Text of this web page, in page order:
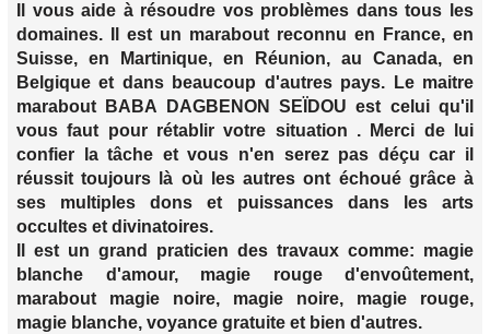
Il vous aide à résoudre vos problèmes dans tous les
domaines. Il est un marabout reconnu en France, en
Suisse, en Martinique, en Réunion, au Canada, en
Belgique et dans beaucoup d'autres pays. Le maitre
marabout BABA DAGBENON SEÏDOU est celui qu'il
vous faut pour rétablir votre situation . Merci de lui
confier la tâche et vous n'en serez pas déçu car il
réussit toujours là où les autres ont échoué grâce à
ses multiples dons et puissances dans les arts
occultes et divinatoires.
Il est un grand praticien des travaux comme: magie
blanche d'amour, magie rouge d'envoûtement,
marabout magie noire, magie noire, magie rouge,
magie blanche, voyance gratuite et bien d'autres.